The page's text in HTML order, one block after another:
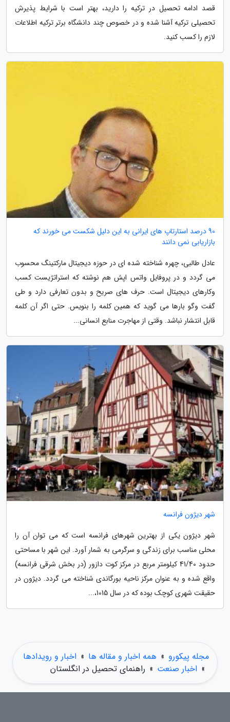
قصد ادامه تحصیل در ترکیه را دارید، بهتر است با شرایط پذیرش
تحصیلی ترکیه آشنا شده و در خصوص چند دانشگاه برتر ترکیه اطلاعات
لازم را کسب کنید.
90 درصد استارتاپ های ایرانی به این دلیل شکست می خورند که
بازاریابی نمی دانند
عادل طالبی، چهره شناخته شده ای در حوزه دیجیتال مارکتینگ محسوب
می گردد و در پروفایل واتس اپش هم نوشته که استراتژیست کسب
وکارهای دیجیتال است. حرف های صریح و بدون تعارفی دارد و طی
گفت وگو بارها می گوید که همین کلمه را بنویس. حتی اگر آن کلمه
قابل انتشار نباشد. وقتی از مهاجرت منابع انسانی...
شهر دیژون فرانسه
شهر دیژون یکی از بهترین شهرهای فرانسه است که می توان آن را
محلی مناسب برای زندگی و سرگرمی به شمار آورد. این شهر با مساحتی
حدود 41/40 کیلومتر مربع در مرکز کوت دازور (در بخش شرقی فرانسه)
واقع شده و به عنوان مرکز ناحیه بورگاندی شناخته می گردد. دیژون در
حقیقت شهری کوچک بوده که در سال 1015،...
مجله پیکورو » همه اخبار و مقاله ها » اخبار و رویدادها
» اخبار صنعت » راهنمای تحصیل در انگلستان